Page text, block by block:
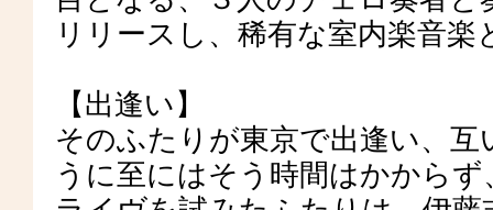
リリースし、稀有な室内楽音
【出逢い】
そのふたりが東京で出逢い、互
うに至にはそう時間はかから